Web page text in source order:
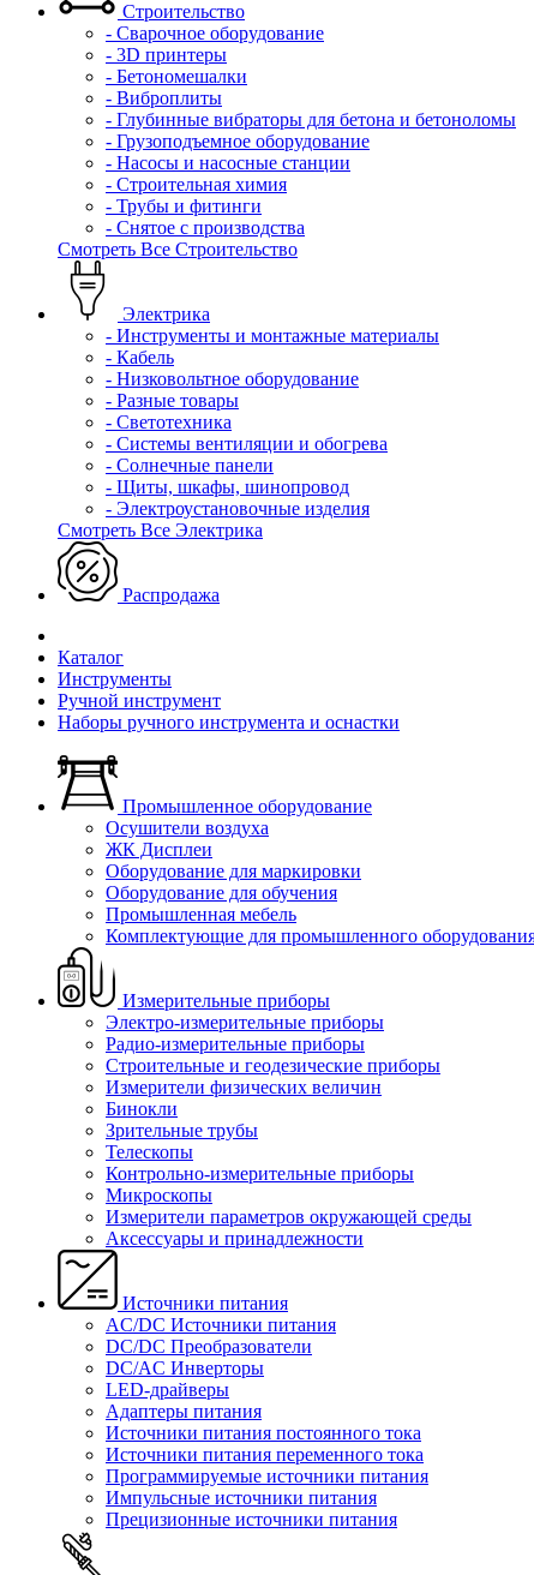
Строительство
- Сварочное оборудование
- 3D принтеры
- Бетономешалки
- Виброплиты
- Глубинные вибраторы для бетона и бетоноломы
- Грузоподъемное оборудование
- Насосы и насосные станции
- Строительная химия
- Трубы и фитинги
- Снятое с производства
Смотреть Все Строительство
Электрика
- Инструменты и монтажные материалы
- Кабель
- Низковольтное оборудование
- Разные товары
- Светотехника
- Системы вентиляции и обогрева
- Солнечные панели
- Щиты, шкафы, шинопровод
- Электроустановочные изделия
Смотреть Все Электрика
Распродажа
Каталог
Инструменты
Ручной инструмент
Наборы ручного инструмента и оснастки
Промышленное оборудование
Осушители воздуха
ЖК Дисплеи
Оборудование для маркировки
Оборудование для обучения
Промышленная мебель
Комплектующие для промышленного
Измерительные приборы
Электро-измерительные приборы
Радио-измерительные приборы
Строительные и геодезические приборы
Измерители физических величин
Бинокли
Зрительные трубы
Телескопы
Контрольно-измерительные приборы
Микроскопы
Измерители параметров окружающей среды
Аксессуары и принадлежности
Источники питания
AC/DC Источники питания
DC/DC Преобразователи
DC/AC Инверторы
LED-драйверы
Адаптеры питания
Источники питания постоянного тока
Источники питания переменного тока
Программируемые источники питания
Импульсные источники питания
Прецизионные источники питания